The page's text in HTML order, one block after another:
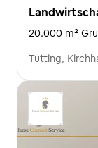
20.000 m²
Tutting,